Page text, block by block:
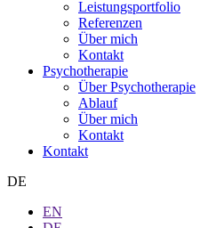
Leistungsportfolio
Referenzen
Über mich
Kontakt
Psychotherapie
Über Psychotherapie
Ablauf
Über mich
Kontakt
Kontakt
DE
EN